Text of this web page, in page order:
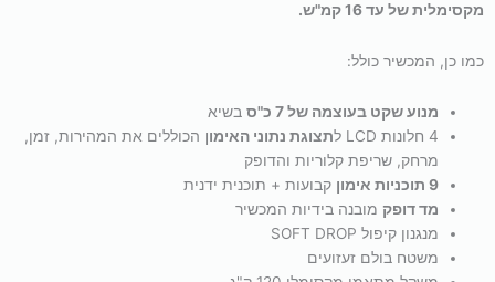
מקסימלית של עד 16 קמ"ש.
כמו כן, המכשיר כולל:
מנוע שקט בעוצמה של 7 כ"ס
בשיא
4 חלונות LCD ל
תצוגת נתוני האימון הכוללים את המהירות, זמן,
מרחק, שריפת קלוריות והדופק
9 תוכניות אימון
קבועות + תוכנית ידנית
מד דופק מובנה בידיות המכשיר
מנגנון קיפול SOFT DROP
משטח בולם זעזועים